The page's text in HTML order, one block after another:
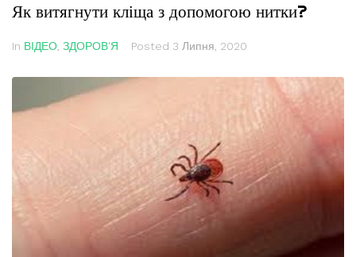
Як витягнути кліща з допомогою нитки?
In ВІДЕО ЗДОРОВ'Я Posted 3 Липня, 2020